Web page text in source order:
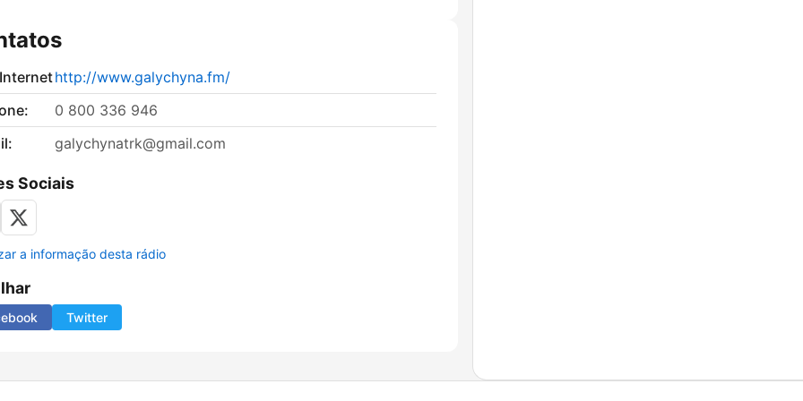
http://www.galychyna.fm/
0 800 336 946
galychynatrk@gmail.com
Sociais
a informação desta rádio
Twitter